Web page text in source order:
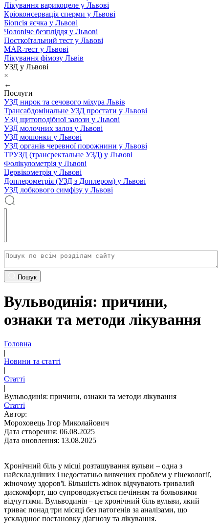
Лікування варикоцеле у Львові
Кріоконсервація сперми у Львові
Біопсія яєчка у Львові
Чоловіче безпліддя у Львові
Посткоїтальний тест у Львові
MAR-тест у Львові
Лікування фімозу Львів
УЗД у Львові
×
←
Послуги
УЗД нирок та сечового міхура Львів
Трансабдомінальне УЗД простати у Львові
УЗД щитоподібної залози у Львові
УЗД молочних залоз у Львові
УЗД мошонки у Львові
УЗД органів черевної порожнини у Львові
ТРУЗД (трансректальне УЗД) у Львові
Фолікулометрія у Львові
Цервікометрія у Львові
Доплерометрія (УЗД з Доплером) у Львові
УЗД лобкового симфізу у Львові
Пошук
Вульводинія: причини,
ознаки та методи лікування
Головна
|
Новини та статті
|
Статті
|
Вульводинія: причини, ознаки та методи лікування
Статті
Автор:
Мороховець Ігор Миколайович
Дата створення: 06.08.2025
Дата оновлення: 13.08.2025
Хронічний біль у місці розташування вульви – одна з
найскладніших і недостатньо вивчених проблем у гінекології,
жіночому здоров'ї. Більшість жінок відчувають тривалий
дискомфорт, що супроводжується печінням та больовими
відчуттями. Вульводинія – це хронічний біль вульви, який
триває понад три місяці без патогенів за аналізами, що
ускладнює постановку діагнозу та лікування.